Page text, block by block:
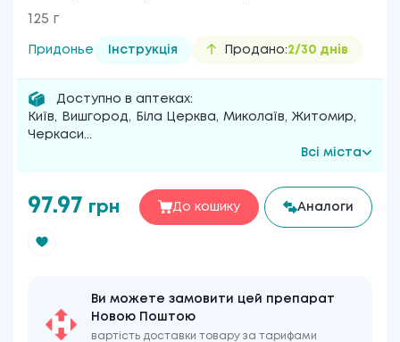
125 г
Придонье Інструкція Продано:2/30 днів
Доступно в аптеках:
Київ, Вишгород, Біла Церква, Миколаїв, Житомир,
Черкаси...
Всі міста
97.97 грн До кошику Аналоги
Ви можете замовити цей препарат
Новою Поштою
вартість доставки товару за тарифами